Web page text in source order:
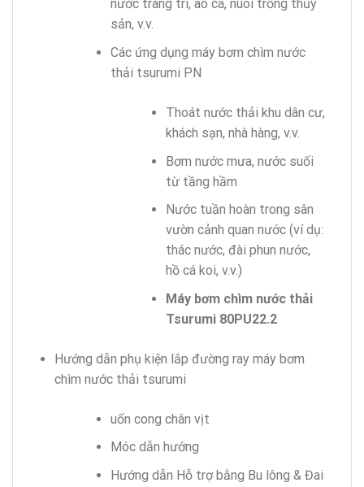
nước trang trí, ao cá, nuôi trồng thủy
sản, v.v.
Các ứng dụng máy bơm chìm nước
thải tsurumi PN
Thoát nước thải khu dân cư,
khách sạn, nhà hàng, v.v.
Bơm nước mưa, nước suối
từ tầng hầm
Nước tuần hoàn trong sân
vườn cảnh quan nước (ví dụ:
thác nước, đài phun nước,
hồ cá koi, v.v.)
Máy bơm chìm nước thải
Tsurumi 80PU22.2
Hướng dẫn phụ kiện lắp đường ray máy bơm
chìm nước thải tsurumi
uốn cong chân vịt
Móc dẫn hướng
Hướng dẫn Hỗ trợ bằng Bu lông & Đai